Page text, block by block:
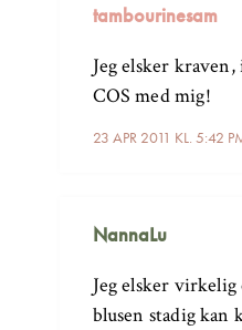
tambourinesam
23 APR 2011 KL. 5:42
Jeg elsker
COS med mig!
NannaLu
Jeg elsker virkelig
blusen stadig kan